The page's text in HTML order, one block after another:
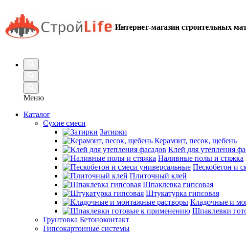
Интернет-магазин строительных
Меню
Каталог
Сухие смеси
Затирки
Керамзит, песок, щебень
Клей для утепления
Наливные полы и стяжка
Пескобетон и
Плиточный клей
Шпаклевка гипсовая
Штукатурка гипсовая
Кладочные и
Шпаклевки
Грунтовка Бетоноконтакт
Гипсокартонные системы